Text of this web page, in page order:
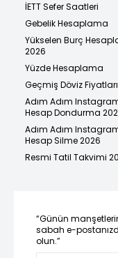
İETT Sefer Saatleri
Gebelik Hesaplama
Yükselen Burç
2026
Yüzde Hesaplama
Geçmiş Döviz Fiyatları
Adım Adım
Hesap Dondurma
Adım Adım
Hesap Silme 2026
Resmi Tatil Takvimi
“Günün
sabah e-
olun.”